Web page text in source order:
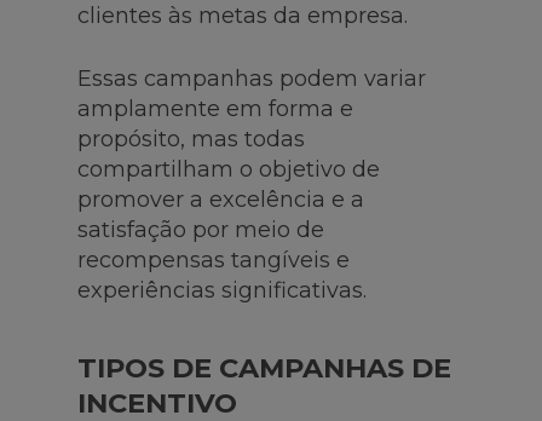
clientes às metas da empresa.
Essas campanhas podem variar
amplamente em forma e
propósito, mas todas
compartilham o objetivo de
promover a excelência e a
satisfação por meio de
recompensas tangíveis e
experiências significativas.
TIPOS DE CAMPANHAS DE
INCENTIVO